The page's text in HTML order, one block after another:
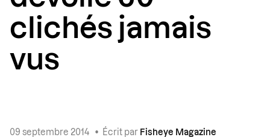
clichés jamais
vus
09 septembre 2014 • Écrit par Fisheye Magazine